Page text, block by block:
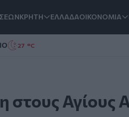
ΚΡΗΤΗ ΕΛΛΑΔΑΟΙΚΟΝΟΜΙΑ
27 °C
στους